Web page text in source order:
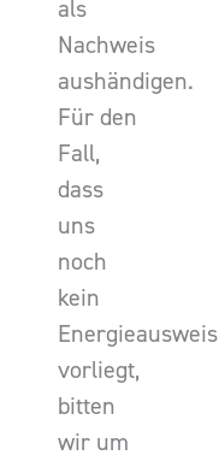
als
Nachweis
aushändigen.
Für den
Fall,
dass
uns
noch
kein
Energieausweis
vorliegt,
bitten
wir um